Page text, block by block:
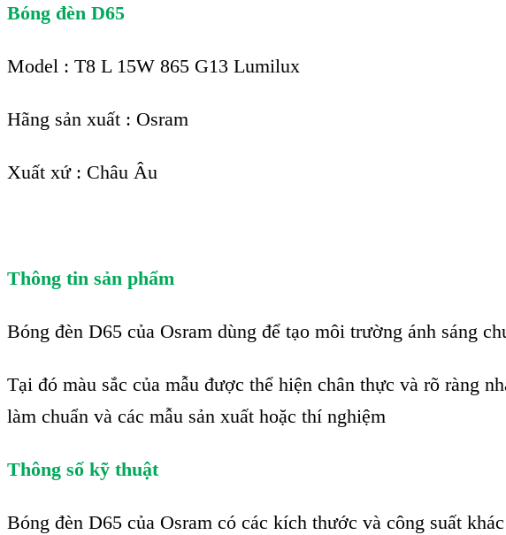
Bóng đèn D65
Model : T8 L 15W 865 G13 Lumilux
Hãng sản xuất : Osram
Xuất xứ : Châu Âu
Thông tin sản phẩm
Bóng đèn D65 của Osram dùng để tạo môi trường ánh sáng
Tại đó màu sắc của mẫu được thể hiện chân thực và rõ ràng
làm chuẩn và các mẫu sản xuất hoặc thí nghiệm
Thông số kỹ thuật
Bóng đèn D65 của Osram có các kích thước và công suất